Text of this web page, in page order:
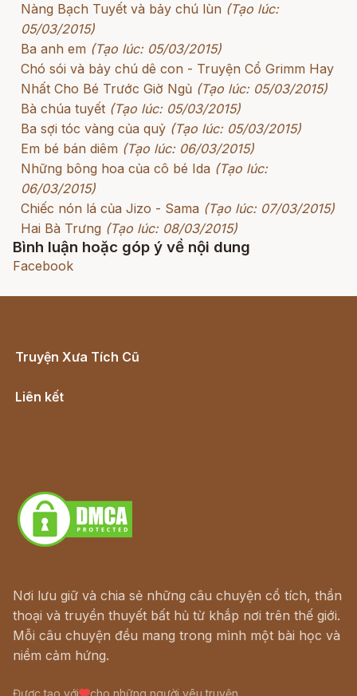
Nàng Bạch Tuyết và bảy chú lùn (Tạo lúc:
05/03/2015)
Ba anh em (Tạo lúc: 05/03/2015)
Chó sói và bảy chú dê con - Truyện Cổ Grimm Hay
Nhất Cho Bé Trước Giờ Ngủ (Tạo lúc: 05/03/2015)
Bà chúa tuyết (Tạo lúc: 05/03/2015)
Ba sợi tóc vàng của quỷ (Tạo lúc: 05/03/2015)
Em bé bán diêm (Tạo lúc: 06/03/2015)
Những bông hoa của cô bé Ida (Tạo lúc:
06/03/2015)
Chiếc nón lá của Jizo - Sama (Tạo lúc: 07/03/2015)
Hai Bà Trưng (Tạo lúc: 08/03/2015)
Bình luận hoặc góp ý về nội dung
Facebook
Truyện Xưa Tích Cũ
Liên kết
Nơi lưu giữ và chia sẻ những câu chuyện cổ tích, thần
thoại và truyền thuyết bất hủ từ khắp nơi trên thế giới.
Mỗi câu chuyện đều mang trong mình một bài học và
niềm cảm hứng.
Được tạo với cho những người yêu truyện